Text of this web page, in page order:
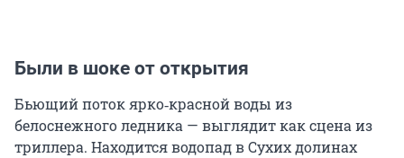
Были в шоке от открытия
Бьющий поток ярко‑красной воды из
белоснежного ледника — выглядит как сцена из
триллера. Находится водопад в Сухих долинах